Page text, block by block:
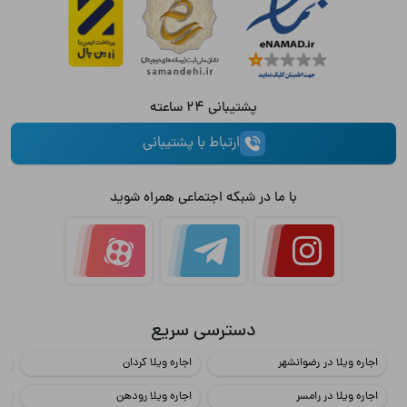
دسترسی سریع
اجاره ویلا در رضوانشهر
اجاره ویلا در رامسر
اجاره ویلا کردان
اجاره ویلا رودهن
با ما در شبکه اجتماعی همراه شوید
پشتیبانی 24 ساعته
ارتباط با پشتیبانی